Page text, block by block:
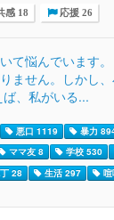
感 18 応援 26
て悩んでいます
ません。しかし
、私がいる...
悪口 1119 暴力
ママ友 8 学校 530
28 生活 297